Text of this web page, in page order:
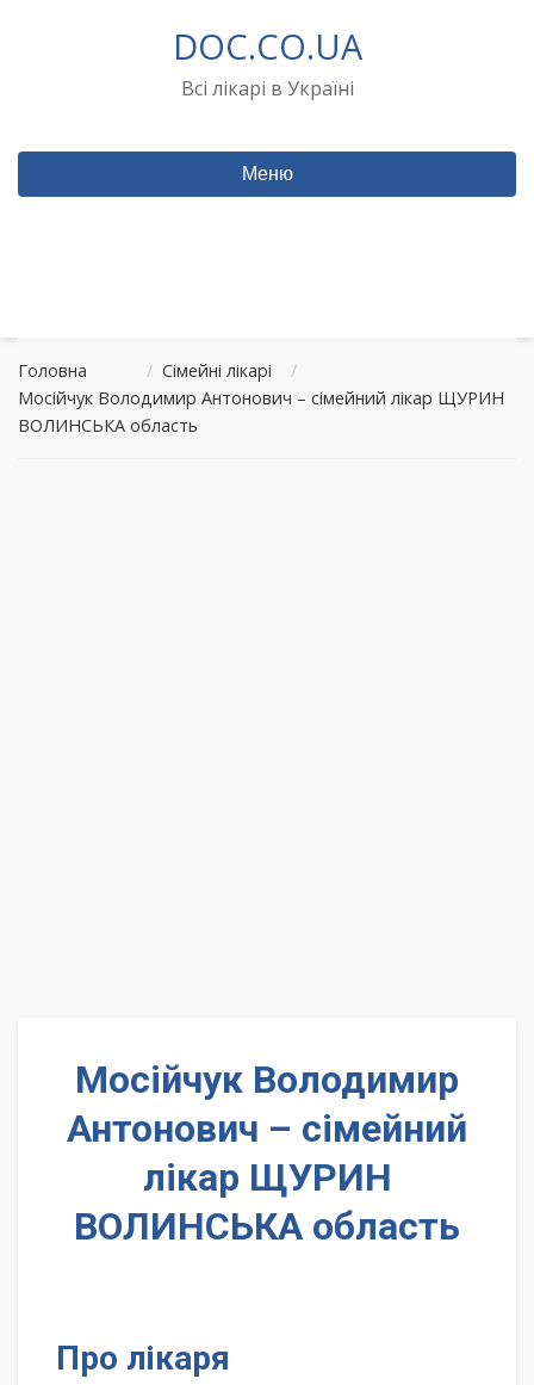
DOC.CO.UA
Всі лікарі в Україні
Меню
Головна / Сімейні лікарі
/
Мосійчук Володимир Антонович – сімейний лікар ЩУРИН
ВОЛИНСЬКА область
Мосійчук Володимир
Антонович – сімейний
лікар ЩУРИН
ВОЛИНСЬКА область
Про лікаря